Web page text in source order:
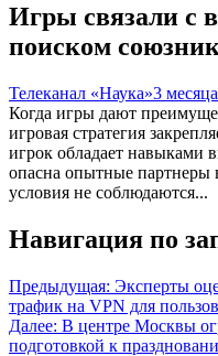
Игры связали с
поиском
Телеканал «Наука»3
Когда игры дают
игровая стратегия
игрок обладает навыками
опасна опытные партнеры
условия не соблюдаются...
Навигация по
Предыдущая: Эксперты
трафик на VPN для
Далее: В центре Москвы
подготовкой к